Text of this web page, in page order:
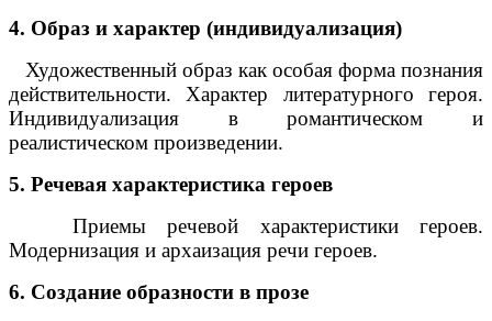
4. Образ и характер (индивидуализация)
Художественный образ как особая форма познания
действительности. Характер литературного героя.
Индивидуализация в романтическом и
реалистическом произведении.
5. Речевая характеристика героев
Приемы речевой характеристики героев.
Модернизация и архаизация речи героев.
6. Создание образности в прозе